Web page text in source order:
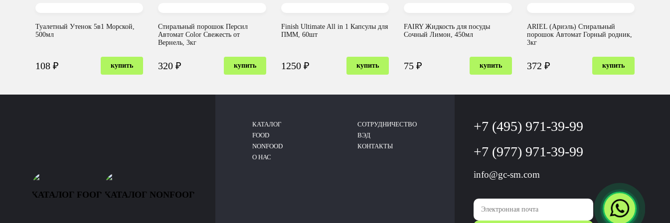
Туалетный Утенок 5в1 Морской,
500мл
108 ₽ купить
Стиральный порошок Персил
Автомат Color Свежесть от
Вернель, 3кг
320 ₽ купить
Finish Ultimate All in 1 Капсулы для
ПММ, 60шт
1250 ₽ купить
FAIRY Жидкость для посуды
Сочный Лимон, 450мл
75 ₽ купить
ARIEL (Ариэль) Стиральный
порошок Автомат Горный родник,
3кг
372 ₽ купить
КАТАЛОГ FOOD КАТАЛОГ NONFOOD
КАТАЛОГ
CОТРУДНИЧЕСТВО
FOOD
ВЭД
NONFOOD
КОНТАКТЫ
О НАС
+7 (495) 971-39-99
+7 (977) 971-39-99
info@gc-sm.com